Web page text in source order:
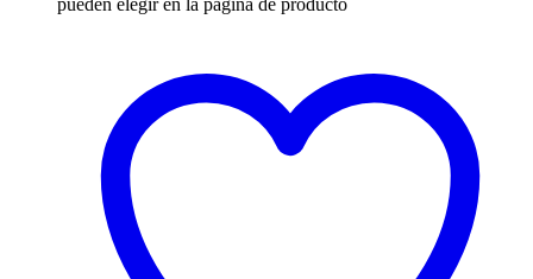
pueden elegir en la página de producto